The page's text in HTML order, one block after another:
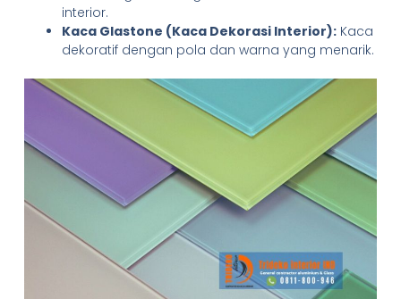
interior.
Kaca Glastone (Kaca Dekorasi Interior):Kaca
dekoratif dengan pola dan warna yang menarik.